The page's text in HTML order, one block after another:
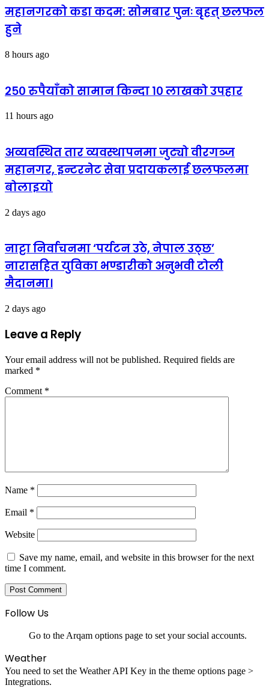
महानगरको कडा कदम: सोमबार पुनः बृहत् छलफल
हुने
8 hours ago
२५० रुपैयाँको सामान किन्दा १० लाखको उपहार
11 hours ago
अव्यवस्थित तार व्यवस्थापनमा जुट्यो वीरगञ्ज
महानगर, इन्टरनेट सेवा प्रदायकलाई छलफलमा
बोलाइयो
2 days ago
नाट्टा निर्वाचनमा ‘पर्यटन उठे, नेपाल उठ्छ’
नारासहित युविका भण्डारीको अनुभवी टोली
मैदानमा।
2 days ago
Leave a Reply
Your email address will not be published. Required fields are
marked *
Comment *
Name *
Email *
Website
Save my name, email, and website in this browser for the next
time I comment.
Follow Us
Go to the Arqam options page to set your social accounts.
Weather
You need to set the Weather API Key in the theme options page >
Integrations.